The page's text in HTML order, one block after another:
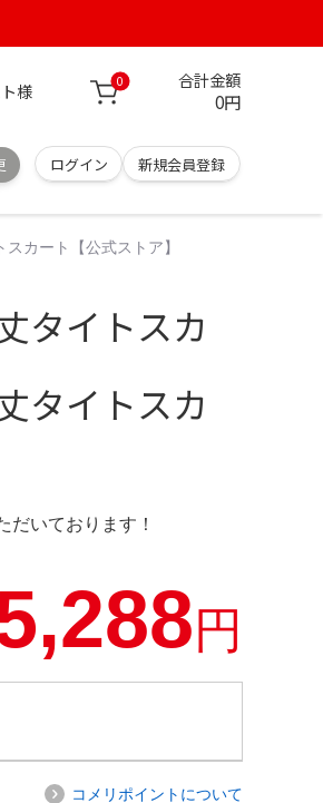
様 0 合計金額
0円
ログイン 新規会員登録
カート【公式ストア】
タイトスカ
タイトスカ
だいております！
円
コメリポイントについて